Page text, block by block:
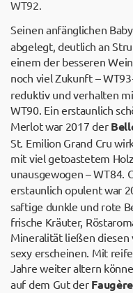
WT92.
Seinen anfänglichen
abgelegt, deutlich an
einem der besseren
noch viel Zukunft –
reduktiv und verhalten
WT90. Ein erstaunlich
Merlot war 2017 der
St. Emilion Grand Cru
mit viel getoastetem
unausgewogen – WT84.
erstaunlich opulent war
saftige dunkle und rote
frische Kräuter,
Mineralität ließen diesen
sexy erscheinen. Mit
Jahre weiter altern
auf dem Gut der